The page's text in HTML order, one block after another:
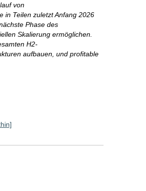
von
in Teilen zuletzt Anfang 2026
Phase des
Skalierung ermöglichen.
H2-
aufbauen, und profitable